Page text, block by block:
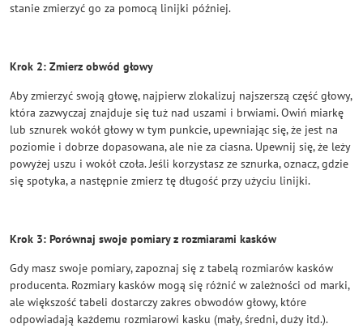
stanie zmierzyć go za pomocą linijki później.
Krok 2: Zmierz obwód głowy
Aby zmierzyć swoją głowę, najpierw zlokalizuj najszerszą część głowy,
która zazwyczaj znajduje się tuż nad uszami i brwiami. Owiń miarkę
lub sznurek wokół głowy w tym punkcie, upewniając się, że jest na
poziomie i dobrze dopasowana, ale nie za ciasna. Upewnij się, że leży
powyżej uszu i wokół czoła. Jeśli korzystasz ze sznurka, oznacz, gdzie
się spotyka, a następnie zmierz tę długość przy użyciu linijki.
Krok 3: Porównaj swoje pomiary z rozmiarami kasków
Gdy masz swoje pomiary, zapoznaj się z tabelą rozmiarów kasków
producenta. Rozmiary kasków mogą się różnić w zależności od marki,
ale większość tabeli dostarczy zakres obwodów głowy, które
odpowiadają każdemu rozmiarowi kasku (mały, średni, duży itd.).